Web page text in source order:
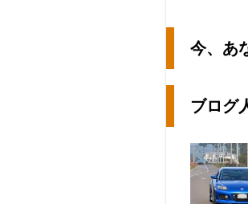
今、あ
ブログ